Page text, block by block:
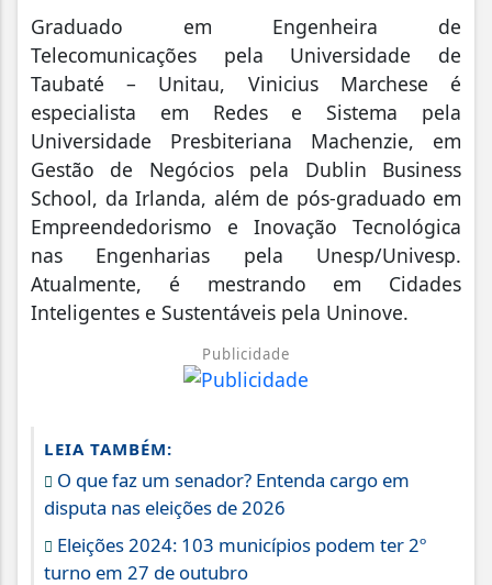
Graduado em Engenheira de
Telecomunicações pela Universidade de
Taubaté – Unitau, Vinicius Marchese é
especialista em Redes e Sistema pela
Universidade Presbiteriana Machenzie, em
Gestão de Negócios pela Dublin Business
School, da Irlanda, além de pós-graduado em
Empreendedorismo e Inovação Tecnológica
nas Engenharias pela Unesp/Univesp.
Atualmente, é mestrando em Cidades
Inteligentes e Sustentáveis pela Uninove.
Publicidade
LEIA TAMBÉM:
O que faz um senador? Entenda cargo em
disputa nas eleições de 2026
Eleições 2024: 103 municípios podem ter 2º
turno em 27 de outubro